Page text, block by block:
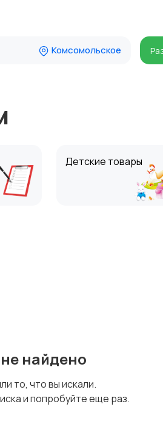
Комсомольское
Детские товары
найдено
то, что вы искали.
и попробуйте еще раз.